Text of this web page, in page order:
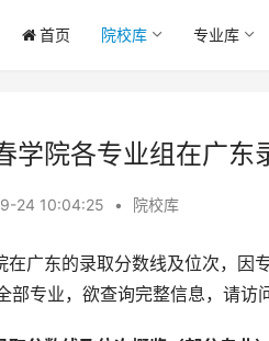
首页 院校库 专业库
学院各专业组在广东
24 10:04:25 • 院校库
部专业，欲查询完整信息，请访